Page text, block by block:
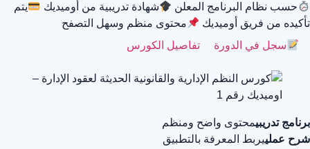
حسب نظام البرنامج المعلن شهادة تدريبية من أوميديك
يتم
تأكيده من فريق أوميديك
محتوى منظم وسهل التصفح
سجل في الدورة
تفاصيل الكورس
برنامج تدريبيمحتوى واضح ومنظم
شرح عملييربط المعرفة بالتطبيق